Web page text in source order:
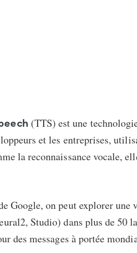
(TTS) est une
et les entreprises,
la reconnaissance vocale,
Google, on peut explorer
Studio) dans plus de 50
des messages à portée